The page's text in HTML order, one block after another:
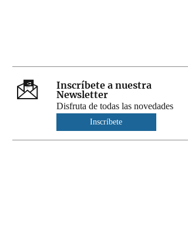
Inscríbete a nuestra
Newsletter
Disfruta de todas las novedades
Inscríbete